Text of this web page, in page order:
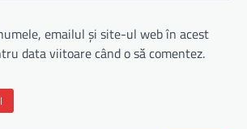
emailul și site-ul web în acest
data viitoare când o să comentez.